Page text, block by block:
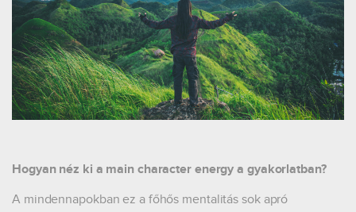
Hogyan néz ki a main character energy a gyakorlatban?
A mindennapokban ez a főhős mentalitás sok apró